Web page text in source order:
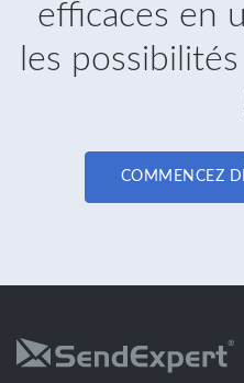
efficaces en
les
COMMENCEZ